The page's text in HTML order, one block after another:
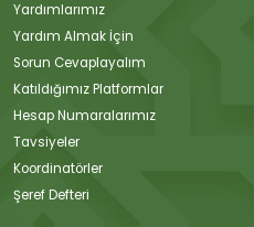
Yardımlarımız
Yardım Almak İçin
Sorun Cevaplayalım
Katıldığımız Platformlar
Hesap Numaralarımız
Tavsiyeler
Koordinatörler
Şeref Defteri